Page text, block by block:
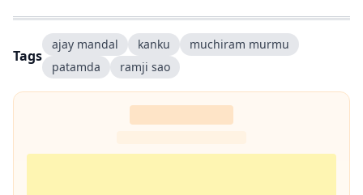
Tags
ajay mandal kanku
muchiram murmu
patamda
ramji sao